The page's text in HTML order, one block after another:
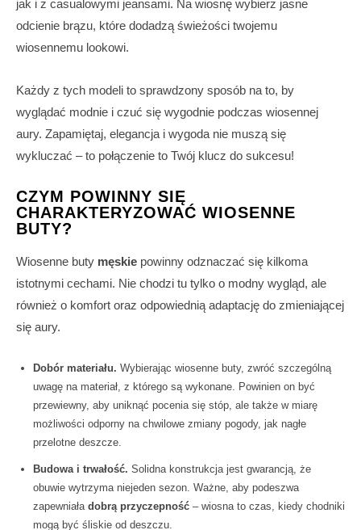
jak i z casualowymi jeansami. Na wiosnę wybierz jasne
odcienie brązu, które dodadzą świeżości twojemu
wiosennemu lookowi.
Każdy z tych modeli to sprawdzony sposób na to, by
wyglądać modnie i czuć się wygodnie podczas wiosennej
aury. Zapamiętaj, elegancja i wygoda nie muszą się
wykluczać – to połączenie to Twój klucz do sukcesu!
CZYM POWINNY SIĘ
CHARAKTERYZOWAĆ WIOSENNE
BUTY?
Wiosenne buty męskie powinny odznaczać się kilkoma
istotnymi cechami. Nie chodzi tu tylko o modny wygląd, ale
również o komfort oraz odpowiednią adaptację do zmieniającej
się aury.
Dobór materiału. Wybierając wiosenne buty, zwróć szczególną
uwagę na materiał, z którego są wykonane. Powinien on być
przewiewny, aby uniknąć pocenia się stóp, ale także w miarę
możliwości odporny na chwilowe zmiany pogody, jak nagłe
przelotne deszcze.
Budowa i trwałość. Solidna konstrukcja jest gwarancją, że
obuwie wytrzyma niejeden sezon. Ważne, aby podeszwa
zapewniała dobrą przyczepność – wiosna to czas, kiedy chodniki
mogą być śliskie od deszczu.